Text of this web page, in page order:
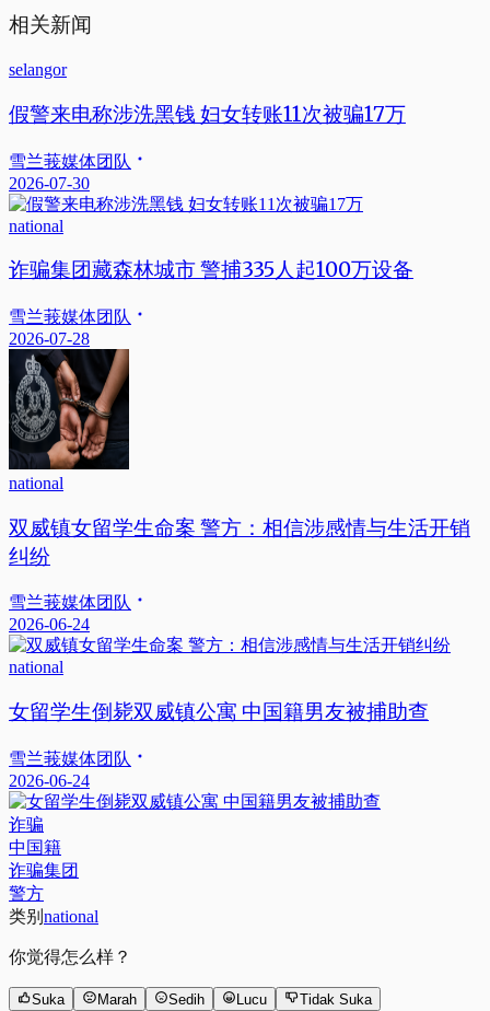
相关新闻
selangor
假警来电称涉洗黑钱 妇女转账11次被骗17万
雪兰莪媒体团队
2026-07-30
national
诈骗集团藏森林城市 警捕335人起100万设备
雪兰莪媒体团队
2026-07-28
national
双威镇女留学生命案 警方：相信涉感情与生活开销
纠纷
雪兰莪媒体团队
2026-06-24
national
女留学生倒毙双威镇公寓 中国籍男友被捕助查
雪兰莪媒体团队
2026-06-24
诈骗
中国籍
诈骗集团
警方
类别 national
你觉得怎么样？
Suka Marah Sedih Lucu Tidak Suka